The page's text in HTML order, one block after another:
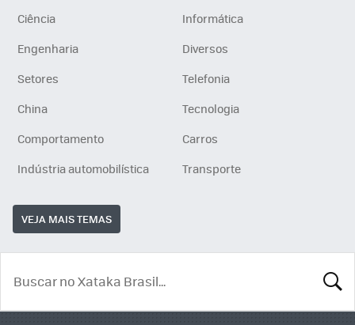
Ciência
Informática
Engenharia
Diversos
Setores
Telefonia
China
Tecnologia
Comportamento
Carros
Indústria automobilística
Transporte
VEJA MAIS TEMAS